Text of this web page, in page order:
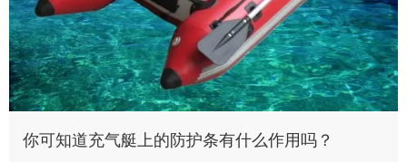
你可知道充气艇上的防护条有什么作用吗？